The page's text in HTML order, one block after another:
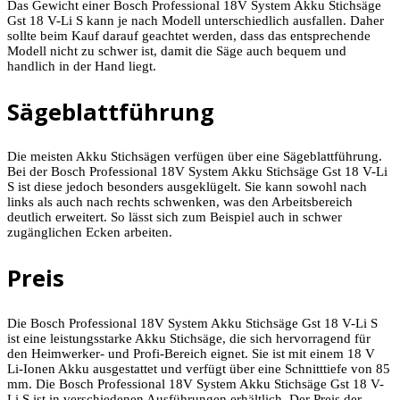
Das Gewicht einer Bosch Professional 18V System Akku Stichsäge
Gst 18 V-Li S kann je nach Modell unterschiedlich ausfallen. Daher
sollte beim Kauf darauf geachtet werden, dass das entsprechende
Modell nicht zu schwer ist, damit die Säge auch bequem und
handlich in der Hand liegt.
Sägeblattführung
Die meisten Akku Stichsägen verfügen über eine Sägeblattführung.
Bei der Bosch Professional 18V System Akku Stichsäge Gst 18 V-Li
S ist diese jedoch besonders ausgeklügelt. Sie kann sowohl nach
links als auch nach rechts schwenken, was den Arbeitsbereich
deutlich erweitert. So lässt sich zum Beispiel auch in schwer
zugänglichen Ecken arbeiten.
Preis
Die Bosch Professional 18V System Akku Stichsäge Gst 18 V-Li S
ist eine leistungsstarke Akku Stichsäge, die sich hervorragend für
den Heimwerker- und Profi-Bereich eignet. Sie ist mit einem 18 V
Li-Ionen Akku ausgestattet und verfügt über eine Schnitttiefe von 85
mm. Die Bosch Professional 18V System Akku Stichsäge Gst 18 V-